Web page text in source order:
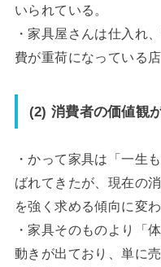
いられている。
・家具屋さんは仕入れ
費が重荷になっている店
(2) 消費者の価値観
・かって家具は「一生
ばれてきたが、現在の
を強く求める傾向に変
・家具そのものより「
動きが出ており、単に